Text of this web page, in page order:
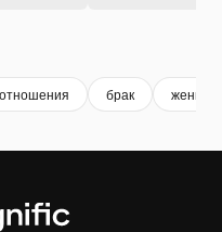
отношения брак